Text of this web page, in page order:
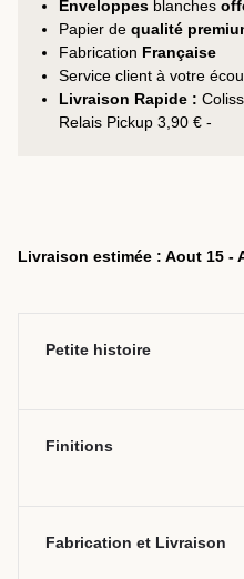
Enveloppes blanches
Papier de qualité
Fabrication Française
Service client à votre
Livraison Rapide :
Relais Pickup 3,90 € -
Livraison estimée : Aout 15 -
Petite histoire
Finitions
Fabrication et Livraison